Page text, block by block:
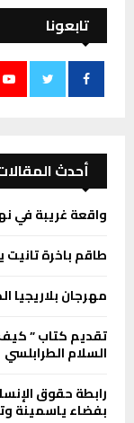
تابعونا
أحدث
واقعة غريبة في
طاقم باخرة
مهرجان
تقديم كتاب ”
السلام الطرابلسي
رابطة حقوق
بفضاء ياسمينة